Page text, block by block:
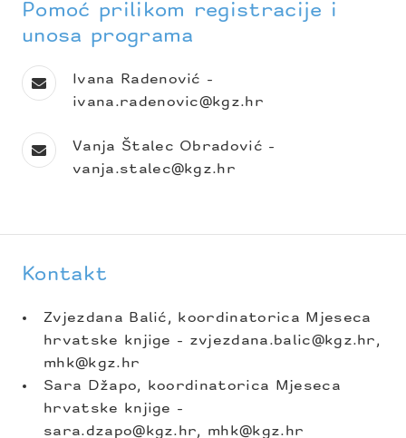
Pomoć prilikom registracije i
unosa programa
Ivana Radenović -
ivana.radenovic@kgz.hr
Vanja Štalec Obradović -
vanja.stalec@kgz.hr
Kontakt
Zvjezdana Balić, koordinatorica Mjeseca
hrvatske knjige - zvjezdana.balic@kgz.hr,
mhk@kgz.hr
Sara Džapo, koordinatorica Mjeseca
hrvatske knjige -
sara.dzapo@kgz.hr, mhk@kgz.hr